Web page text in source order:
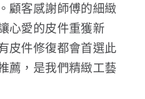
顧客感謝師傅的細緻
心愛的皮件重獲新
皮件修復都會首選此
薦，是我們精緻工藝